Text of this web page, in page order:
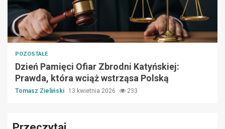
POZOSTAŁE
Dzień Pamięci Ofiar Zbrodni Katyńskiej:
Prawda, która wciąż wstrząsa Polską
Tomasz Zieliński 13 kwietnia 2026 233